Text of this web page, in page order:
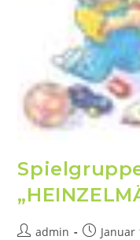
admin Januar